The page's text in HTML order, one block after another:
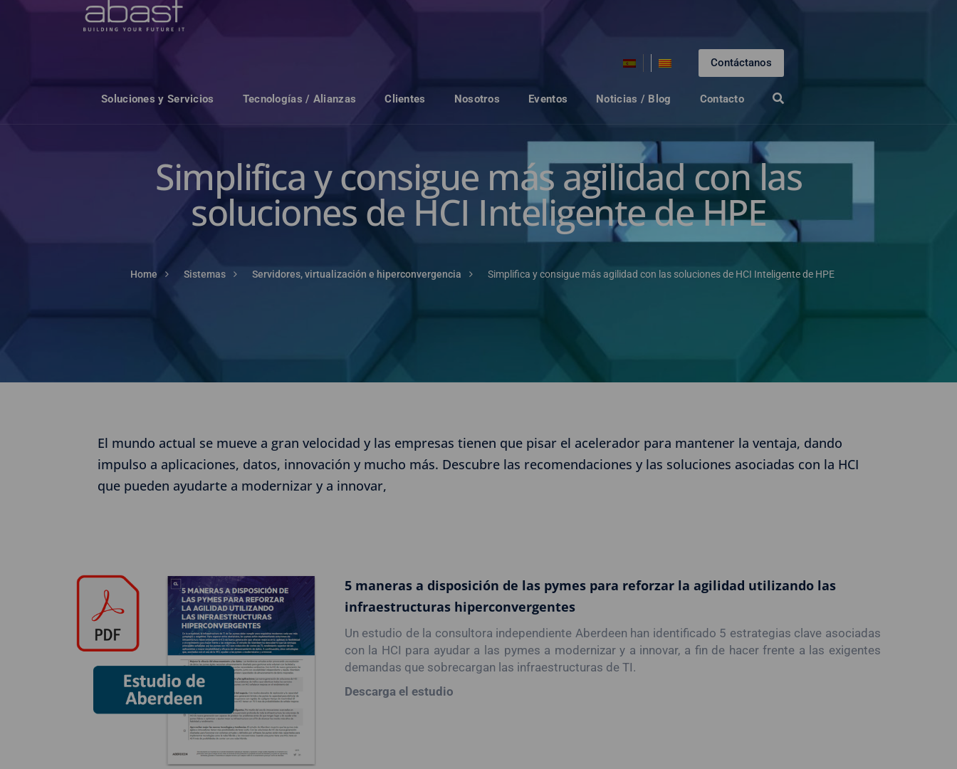
Contáctanos
Soluciones y Servicios Tecnologías / Alianzas Clientes Nosotros Eventos Noticias / Blog Contacto
Simplifica y consigue más agilidad con las
soluciones de HCI Inteligente de HPE
Home Sistemas Servidores, virtualización e hiperconvergencia Simplifica y consigue más agilidad con las soluciones de HCI Inteligente de HPE
El mundo actual se mueve a gran velocidad y las empresas tienen que pisar el acelerador para mantener la ventaja, dando
impulso a aplicaciones, datos, innovación y mucho más. Descubre las recomendaciones y las soluciones asociadas con la HCI
que pueden ayudarte a modernizar y a innovar,
5 maneras a disposición de las pymes para reforzar la agilidad utilizando las
infraestructuras hiperconvergentes
Un estudio de la consultora independiente Aberdeen han identificado 5 estrategias clave asociadas
con la HCI para ayudar a las pymes a modernizar y a innovar, a fin de hacer frente a las exigentes
demandas que sobrecargan las infraestructuras de TI.
Descarga el estudio